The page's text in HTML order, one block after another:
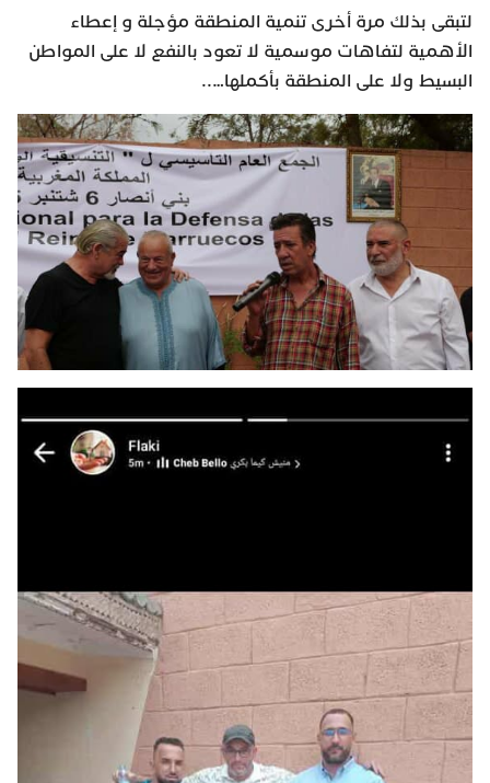
لتبقى بذلك مرة أخرى تنمية المنطقة مؤجلة و إعطاء
الأهمية لتفاهات موسمية لا تعود بالنفع لا على المواطن
البسيط ولا على المنطقة بأكملها…..